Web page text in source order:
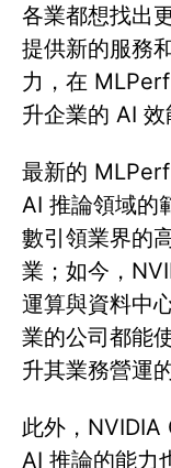
各業都想找出
提供新的服務
力，在
升企業的 AI 效
最新的
AI 推論領域的
數引領業界的
業；如今，
運算與資料中
業的公司都能
升其業務營運
此外，NVIDIA
AI 推論的能力